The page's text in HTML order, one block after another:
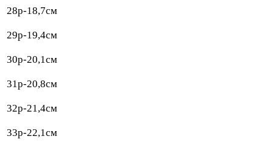
28р-18,7см
29р-19,4см
30р-20,1см
31р-20,8см
32р-21,4см
33р-22,1см